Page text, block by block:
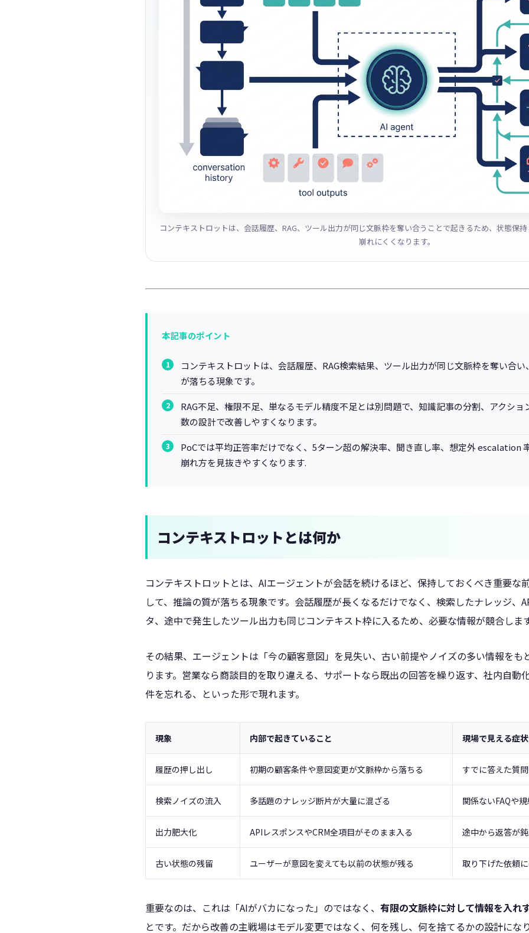
コンテキストロットは、会話履歴、RAG、ツール出力が同じ文脈枠を奪い合うことで起きるため、状態保
崩れにくくなります。
本記事のポイント
コンテキストロットは、会話履歴、RAG検索結果、ツール出力が同じ文脈枠を奪い合
が落ちる現象です。
RAG不足、権限不足、単なるモデル精度不足とは別問題で、知識記事の分割、アクシ
数の設計で改善しやすくなります。
PoCでは平均正答率だけでなく、5ターン超の解決率、聞き直し率、想定外 escalation
崩れ方を見抜きやすくなります.
コンテキストロットとは何か
コンテキストロットとは、AIエージェントが会話を続けるほど、保持しておくべき重要な
して、推論の質が落ちる現象です。会話履歴が長くなるだけでなく、検索したナレッジ、
タ、途中で発生したツール出力も同じコンテキスト枠に入るため、必要な情報が競合しま
その結果、エージェントは「今の顧客意図」を見失い、古い前提やノイズの多い情報をも
ります。営業なら商談目的を取り違える、サポートなら既出の回答を繰り返す、社内自動
件を忘れる、といった形で現れます。
現象 内部で起きていること 現場で見える症状
履歴の押し出し 初期の顧客条件や意図変更が文脈枠から落ちる すでに答えた質
検索ノイズの流入 多話題のナレッジ断片が大量に混ざる 関係ないFAQや
出力肥大化 APIレスポンスやCRM全項目がそのまま入る 途中から返答が
古い状態の残留 ユーザーが意図を変えても以前の状態が残る 取り下げた依頼
重要なのは、これは「AIがバカになった」のではなく、 有限の文脈枠に対して情報を入れ
とです。だから改善の主戦場はモデル変更ではなく、何を残し、何を捨てるかの設計にな